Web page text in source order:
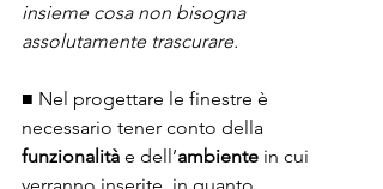
insieme cosa non bisogna
assolutamente trascurare.
■ Nel progettare le finestre è
necessario tener conto della
funzionalità e dell’ambiente in cui